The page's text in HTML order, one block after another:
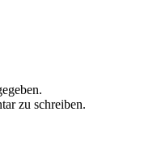
zu schreiben.